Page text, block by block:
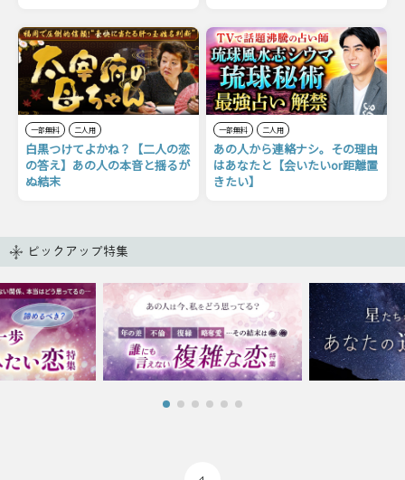
一部無料 二人用
白黒つけてよかね？【二人の恋
の答え】あの人の本音と揺るが
ぬ結末
一部無料 二人用
あの人から連絡ナシ。その理由
はあなたと【会いたいor距離置
きたい】
ピックアップ特集